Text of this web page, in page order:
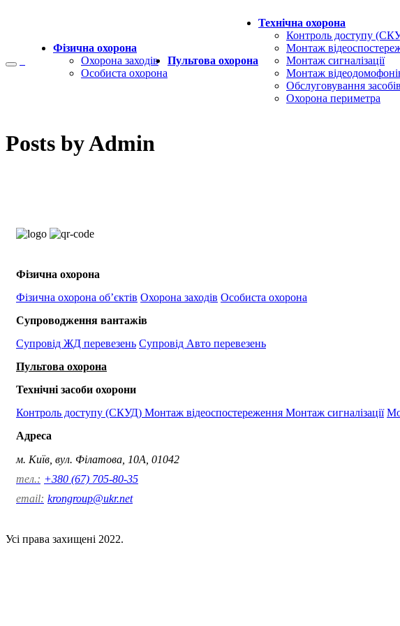
Фізична охорона
Охорона заходів
Особиста охорона
Пультова охорона
Технічна охорона
Контроль доступу
Монтаж
Монтаж сигналізації
Монтаж
Обслуговування
Охорона периметра
Posts by Admin
Фізична охорона
Фізична охорона об’єктів Охорона заходів Особиста охорона
Супроводження вантажів
Супровід ЖД перевезень Супровід Авто перевезень
Пультова охорона
Технічні засоби охорони
Контроль доступу (СКУД) Монтаж відеоспостереження Монтаж сигналізації
Адреса
м. Київ, вул. Філатова, 10А, 01042
тел.: +380 (67) 705-80-35
email: krongroup@ukr.net
Усі права захищені 2022.